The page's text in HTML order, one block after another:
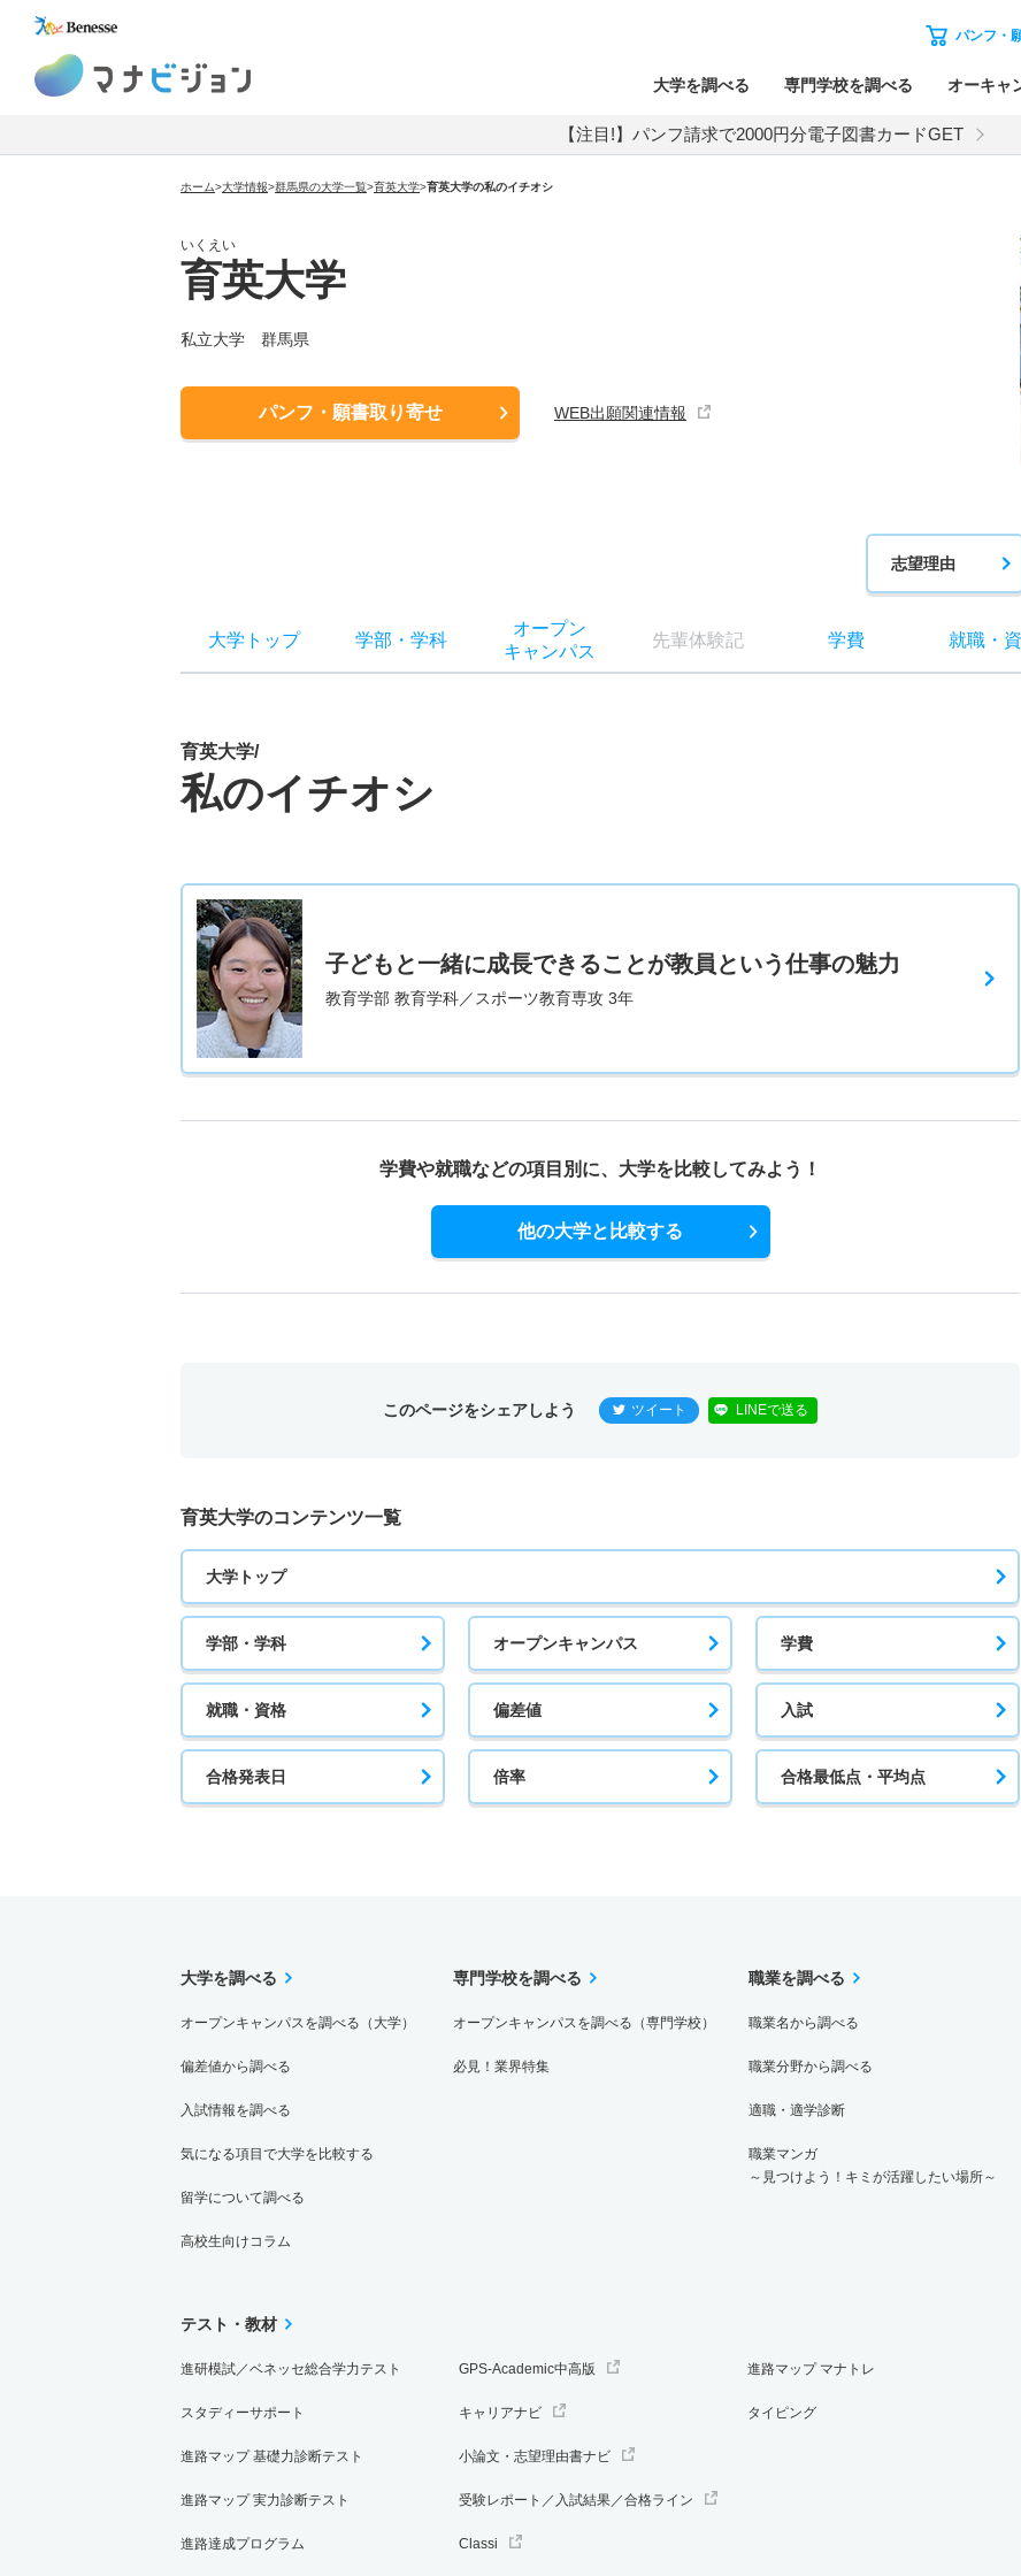
パンフ・
大学を調べる 専門学校を調べる オーキャ
【注目!】パンフ請求で2000円分電子図書カードGET
ホーム>大学情報>群馬県の大学一覧>育英大学>育英大学の私のイチオシ
いくえい
育英大学
私立大学 群馬県
パンフ・願書取り寄せ WEB出願関連情報
志望理由
大学トップ 学部 ・ 学科
オープン
キャンパス
先輩体験記 学費 就職・
育英大学/
私のイチオシ
子どもと一緒に成長できることが教員という仕事の魅力
教育学部 教育学科／スポーツ教育専攻 3年
学費や就職などの項目別に、 大学を比較してみよう！
他の大学と比較する
このページをシェアしよう ツイート LINEで送る
育英大学のコンテンツ一覧
大学トップ
学部・学科 オープンキャンパス 学費
就職・資格 偏差値 入試
合格発表日 倍率 合格最低点・平均点
大学を調べる
オープンキャンパスを調べる（大学）
偏差値から調べる
入試情報を調べる
気になる項目で大学を比較する
留学について調べる
高校生向けコラム
専門学校を調べる
オープンキャンパスを調べる（専門学校）
必見！業界特集
職業を調べる
職業名から調べる
職業分野から調べる
適職・適学診断
職業マンガ
～見つけよう！キミが活躍したい場所～
テスト・教材
進研模試／ベネッセ総合学力テスト
スタディーサポート
進路マップ 基礎力診断テスト
進路マップ 実力診断テスト
進路達成プログラム
GPS-Academic中高版
キャリアナビ
小論文・志望理由書ナビ
受験レポート／入試結果／合格ライン
Classi
進路マップ マナトレ
タイピング